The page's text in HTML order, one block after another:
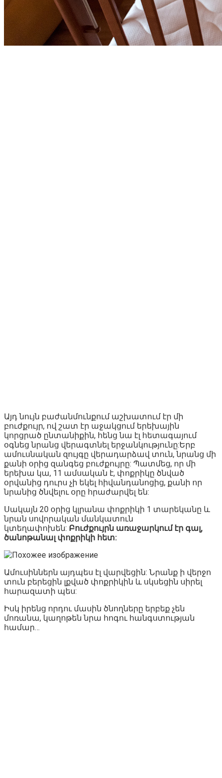
Այդ նույն բաժանմունքում աշխատում էր մի
բուժքույր, ով շատ էր աջակցում երեխային
կորցրած ընտանիքին, հենց նա էլ հետագայում
օգնեց նրանց վերագտնել երջանկությունը:Երբ
ամուսնական զույգը վերադարձավ տուն, նրանց մի
քանի օրից զանգեց բուժքույրը: Պատմեց, որ մի
երեխա կա, 11 ամսական է, փոքրիկը ծնված
օրվանից դուրս չի եկել հիվանդանոցից, քանի որ
նրանից ծնվելու օրը հրաժարվել են:
Սակայն 20 օրից կլրանա փոքրիկի 1 տարեկանը և
նրան սովորական մանկատուն
կտեղափոխեն: Բուժքույրն առաջարկում էր գալ,
ծանոթանալ փոքրիկի հետ:
Ամուսիններն այդպես էլ վարվեցին: Նրանք ի վերջո
տուն բերեցին լքված փոքրիկին և սկսեցին սիրել
հարազատի պես:
Իսկ իրենց որդու մասին ծնողները երբեք չեն
մոռանա, կաղոթեն նրա հոգու հանգստության
համար…